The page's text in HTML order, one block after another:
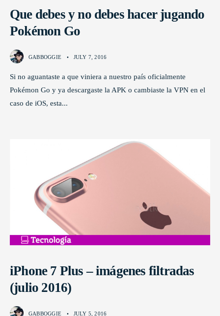
Que debes y no debes hacer jugando
Pokémon Go
GABBOGGIE • JULY 7, 2016
Si no aguantaste a que viniera a nuestro país oficialmente
Pokémon Go y ya descargaste la APK o cambiaste la VPN en el
caso de iOS, esta...
iPhone 7 Plus – imágenes filtradas
(julio 2016)
GABBOGGIE • JULY 5, 2016